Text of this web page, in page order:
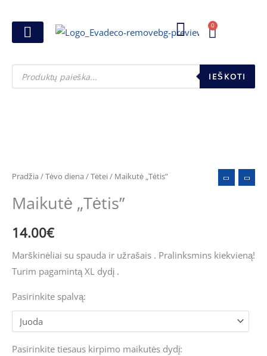
prie
turinio
0
Cart
Products
search IEŠKOTI
Pradžia /Tėvo diena /Tėtei/ Maikutė „Tėtis”
Maikutė „Tėtis”
14.00€
Marškinėliai su spauda ir užrašais . Pralinksmins kiekvieną!
Turim pagamintą XL dydį .
Pasirinkite spalvą:
Pasirinkite tiesaus kirpimo maikutės dydį:
Maikutė